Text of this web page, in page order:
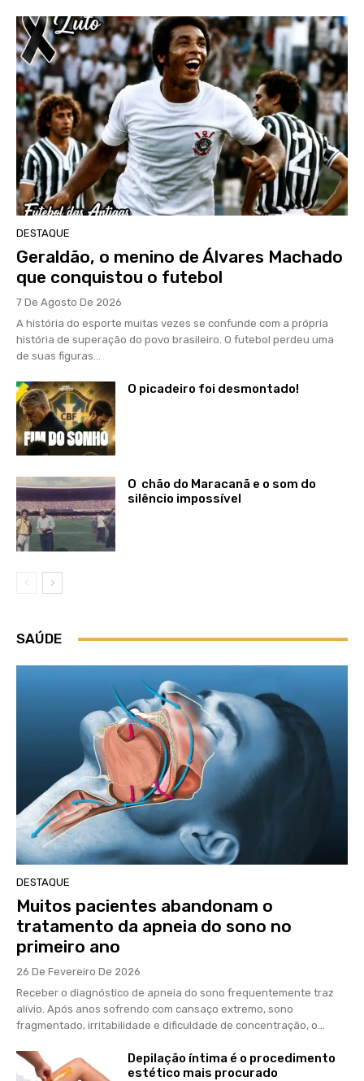
DESTAQUE
Geraldão, o menino de Álvares Machado
que conquistou o futebol
7 De Agosto De 2026
A história do esporte muitas vezes se confunde com a própria
história de superação do povo brasileiro. O futebol perdeu uma
de suas figuras...
O picadeiro foi desmontado!
O chão do Maracanã e o som do
silêncio impossível
SAÚDE
DESTAQUE
Muitos pacientes abandonam o
tratamento da apneia do sono no
primeiro ano
26 De Fevereiro De 2026
Receber o diagnóstico de apneia do sono frequentemente traz
alívio. Após anos sofrendo com cansaço extremo, sono
fragmentado, irritabilidade e dificuldade de concentração, o...
Depilação íntima é o procedimento
estético mais procurado